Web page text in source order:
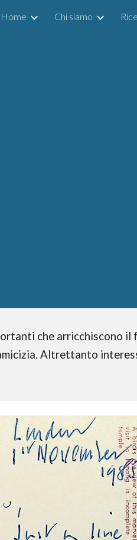
Skip to
Home Chi siamo
che arricchiscono
Altrettanto